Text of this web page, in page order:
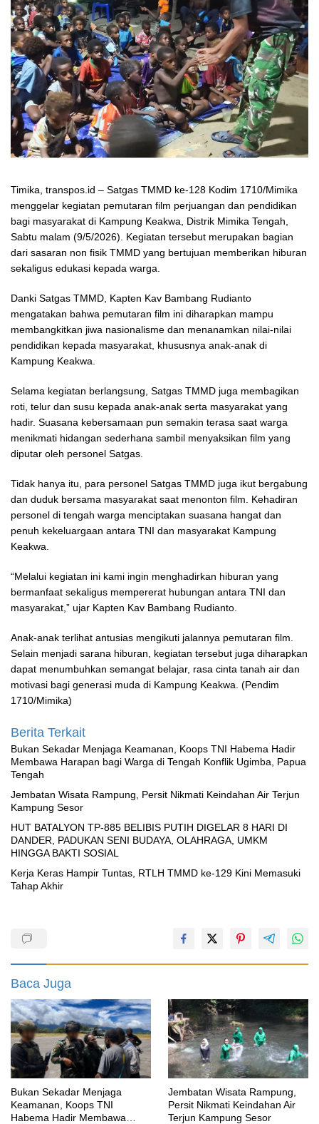
Timika, transpos.id – Satgas TMMD ke-128 Kodim 1710/Mimika
menggelar kegiatan pemutaran film perjuangan dan pendidikan
bagi masyarakat di Kampung Keakwa, Distrik Mimika Tengah,
Sabtu malam (9/5/2026). Kegiatan tersebut merupakan bagian
dari sasaran non fisik TMMD yang bertujuan memberikan hiburan
sekaligus edukasi kepada warga.
Danki Satgas TMMD, Kapten Kav Bambang Rudianto
mengatakan bahwa pemutaran film ini diharapkan mampu
membangkitkan jiwa nasionalisme dan menanamkan nilai-nilai
pendidikan kepada masyarakat, khususnya anak-anak di
Kampung Keakwa.
Selama kegiatan berlangsung, Satgas TMMD juga membagikan
roti, telur dan susu kepada anak-anak serta masyarakat yang
hadir. Suasana kebersamaan pun semakin terasa saat warga
menikmati hidangan sederhana sambil menyaksikan film yang
diputar oleh personel Satgas.
Tidak hanya itu, para personel Satgas TMMD juga ikut bergabung
dan duduk bersama masyarakat saat menonton film. Kehadiran
personel di tengah warga menciptakan suasana hangat dan
penuh kekeluargaan antara TNI dan masyarakat Kampung
Keakwa.
“Melalui kegiatan ini kami ingin menghadirkan hiburan yang
bermanfaat sekaligus mempererat hubungan antara TNI dan
masyarakat,” ujar Kapten Kav Bambang Rudianto.
Anak-anak terlihat antusias mengikuti jalannya pemutaran film.
Selain menjadi sarana hiburan, kegiatan tersebut juga diharapkan
dapat menumbuhkan semangat belajar, rasa cinta tanah air dan
motivasi bagi generasi muda di Kampung Keakwa. (Pendim
1710/Mimika)
Berita Terkait
Bukan Sekadar Menjaga Keamanan, Koops TNI Habema Hadir
Membawa Harapan bagi Warga di Tengah Konflik Ugimba, Papua
Tengah
Jembatan Wisata Rampung, Persit Nikmati Keindahan Air Terjun
Kampung Sesor
HUT BATALYON TP-885 BELIBIS PUTIH DIGELAR 8 HARI DI
DANDER, PADUKAN SENI BUDAYA, OLAHRAGA, UMKM
HINGGA BAKTI SOSIAL
Kerja Keras Hampir Tuntas, RTLH TMMD ke-129 Kini Memasuki
Tahap Akhir
Baca Juga
Bukan Sekadar Menjaga
Keamanan, Koops TNI
Habema Hadir Membawa
Jembatan Wisata Rampung,
Persit Nikmati Keindahan Air
Terjun Kampung Sesor